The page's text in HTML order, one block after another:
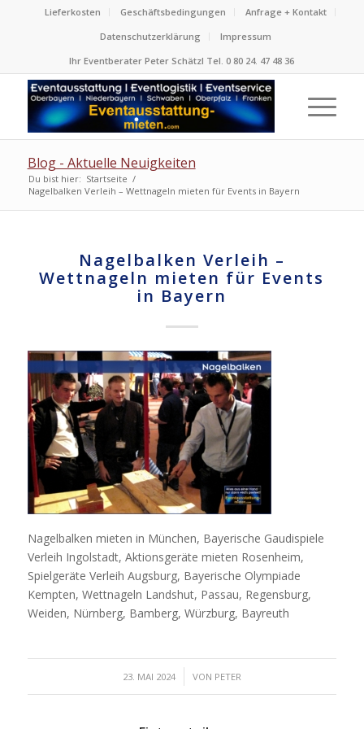
Lieferkosten Geschäftsbedingungen
Anfrage + Kontakt
Datenschutzerklärung
Impressum
Ihr Eventberater Peter Schätzl Tel. 0 80 24. 47 48 36
Blog - Aktuelle Neuigkeiten
Du bist hier: Startseite /
Nagelbalken Verleih – Wettnageln mieten für Events in Bayern
Nagelbalken Verleih –
Wettnageln mieten für Events
in Bayern
Nagelbalken mieten in München, Bayerische Gaudispiele
Verleih Ingolstadt, Aktionsgeräte mieten Rosenheim,
Spielgeräte Verleih Augsburg, Bayerische Olympiade
Kempten, Wettnageln Landshut, Passau, Regensburg,
Weiden, Nürnberg, Bamberg, Würzburg, Bayreuth
23. MAI 2024
/ VON PETER